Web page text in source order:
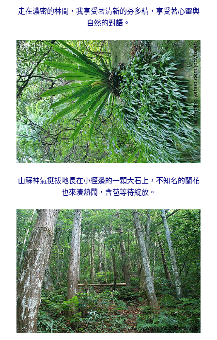
走在濃密的林間，我享受著清新的芬多精，享受著心靈與
自然的對語。
山蘇神氣挺拔地長在小徑邊的一顆大石上，不知名的蘭花
也來湊熱鬧，含苞等待綻放。